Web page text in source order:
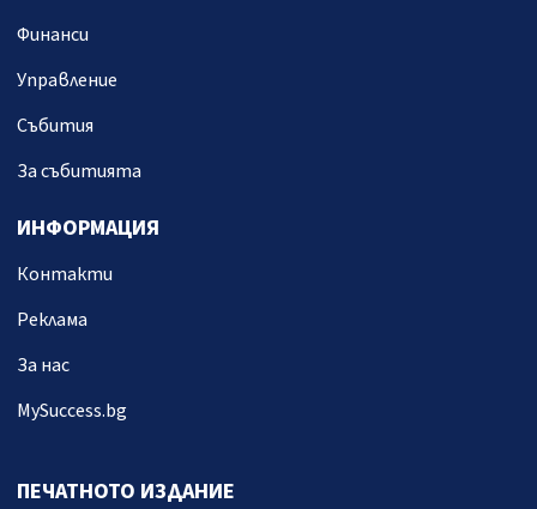
Финанси
Управление
Събития
За събитията
ИНФОРМАЦИЯ
Контакти
Реклама
За нас
MySuccess.bg
ПЕЧАТНОТО ИЗДАНИЕ